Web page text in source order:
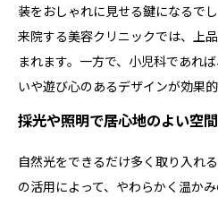
装をおしゃれに見せる鍵になるで
来院する美容クリニックでは、上
まれます。一方で、小児科であれ
いや遊び心のあるデザインが効果的
採光や照明で居心地のよい空
自然光をできるだけ多く取り入れ
の活用によって、やわらかく温か